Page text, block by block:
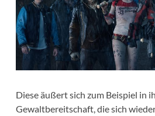
Diese äußert sich zum Beispiel in
Gewaltbereitschaft, die sich